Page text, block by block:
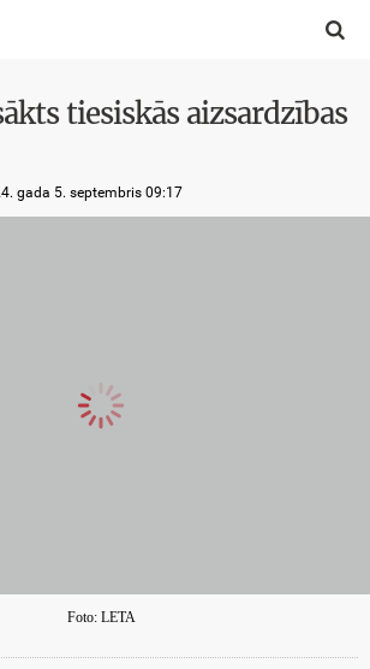

tiesiskās aizsardzības
gada 5. septembris 09:17
Foto: LETA